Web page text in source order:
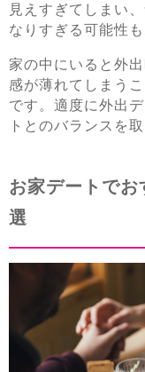
見えすぎてしまい
なりすぎる可能性も
家の中にいると外
感が薄れてしまう
です。適度に外出
トとのバランスを
お家デートで
選